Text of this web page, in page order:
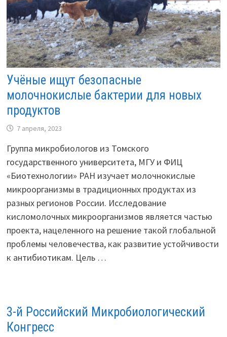
Учёные ищут безопасные
молочнокислые бактерии для новых
продуктов
7 апреля, 2023
Группа микробиологов из Томского
государственного университета, МГУ и ФИЦ
«Биотехнологии» РАН изучает молочнокислые
микроорганизмы в традиционных продуктах из
разных регионов России. Исследование
кисломолочных микроорганизмов является частью
проекта, нацеленного на решение такой глобальной
проблемы человечества, как развитие устойчивости
к антибиотикам. Цель …
3-й Российский Микробиологический
Конгресс